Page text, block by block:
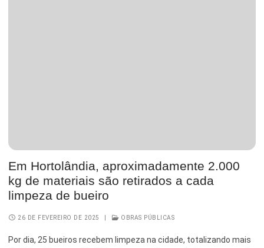
Em Hortolândia, aproximadamente 2.000
kg de materiais são retirados a cada
limpeza de bueiro
26 DE FEVEREIRO DE 2025 OBRAS PÚBLICAS
Por dia, 25 bueiros recebem limpeza na cidade, totalizando mais